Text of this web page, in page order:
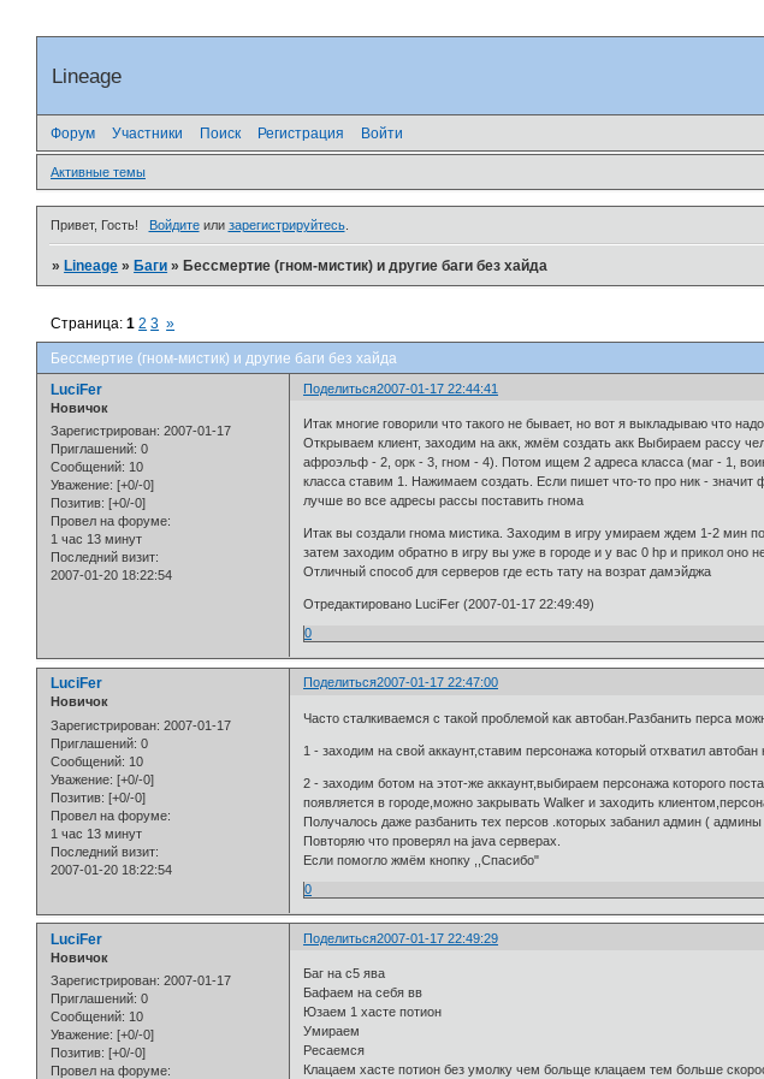
Lineage
Форум Участники Поиск Регистрация Войти
Активные темы
Привет, Гость! Войдитеили зарегистрируйтесь.
»Lineage »Баги »Бессмертие (гном-мистик) и другие баги без хайда
Бессмертие (гном-мистик) и другие баги без хайда
Страница:1 2 3 »
Поделиться2007-01-17 22:44:41
LuciFer
Новичок
Зарегистрирован: 2007-01-17
Приглашений: 0
Сообщений: 10
Уважение: [+0/-0]
Позитив: [+0/-0]
Провел на форуме:
1 час 13 минут
Последний визит:
2007-01-20 18:22:54
Итак многие говорили что такого не бывает, но вот я выкладываю что
Открываем клиент, заходим на акк, жмём создать акк Выбираем рассу
афроэльф - 2, орк - 3, гном - 4). Потом ищем 2 адреса класса (маг - 1,
класса ставим 1. Нажимаем создать. Если пишет что-то про ник - значит
лучше во все адресы рассы поставить гнома
Итак вы создали гнома мистика. Заходим в игру умираем ждем 1-2
затем заходим обратно в игру вы уже в городе и у вас 0 hp и прикол оно
Отличный способ для серверов где есть тату на возрат дамэйджа
Отредактировано LuciFer (2007-01-17 22:49:49)
0
Поделиться2007-01-17 22:47:00
LuciFer
Новичок
Зарегистрирован: 2007-01-17
Приглашений: 0
Сообщений: 10
Уважение: [+0/-0]
Позитив: [+0/-0]
Провел на форуме:
1 час 13 минут
Последний визит:
2007-01-20 18:22:54
Часто сталкиваемся с такой проблемой как автобан.Разбанить перса
1 - заходим на свой аккаунт,ставим персонажа который отхватил
2 - заходим ботом на этот-же аккаунт,выбираем персонажа которого
появляется в городе,можно закрывать Walker и заходить
Получалось даже разбанить тех персов .которых забанил админ ( админы
Повторяю что проверял на java серверах.
Если помогло жмём кнопку ,,Спасибо"
0
Поделиться2007-01-17 22:49:29
LuciFer
Новичок
Зарегистрирован: 2007-01-17
Приглашений: 0
Сообщений: 10
Уважение: [+0/-0]
Позитив: [+0/-0]
Провел на форуме:
Баг на с5 ява
Бафаем на себя вв
Юзаем 1 хасте потион
Умираем
Ресаемся
Клацаем хасте потион без умолку чем больще клацаем тем больше